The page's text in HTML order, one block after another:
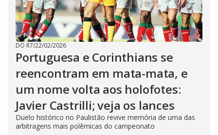
DO R7/22/02/2026
Portuguesa e Corinthians se
reencontram em mata-mata, e
um nome volta aos holofotes:
Javier Castrilli; veja os lances
Duelo histórico no Paulistão revive memória de uma das
arbitragens mais polêmicas do campeonato